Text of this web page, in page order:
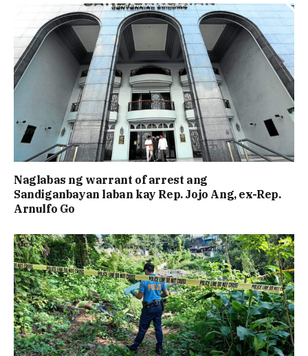
Naglabas ng warrant of arrest ang
Sandiganbayan laban kay Rep. Jojo Ang, ex-Rep.
Arnulfo Go